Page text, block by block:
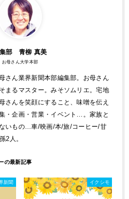
部 青柳 真美
お母さん大学本部
さん業界新聞本部編集部。お母さん
まるマスター。みそソムリエ。宅地
さんを笑顔にすること、味噌を伝え
・企画・営業・イベント…。家族と
いもの…車/映画/本/旅/コーヒー/甘
2人。
新聞 イクシモ